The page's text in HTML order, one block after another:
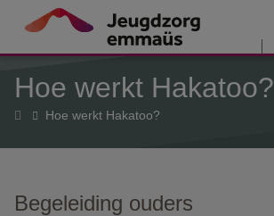
Overslaan en naar de inhoud gaan
Hoe werkt Hakatoo?
HomeHoe werkt Hakatoo?
Begeleiding ouders